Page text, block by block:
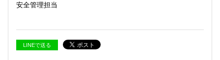
安全管理担当
LINEで送る